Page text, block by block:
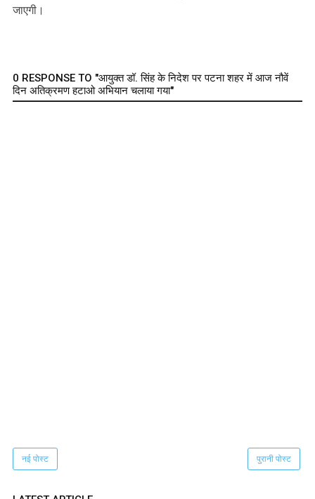
जाएगी।
0 RESPONSE TO "आयुक्त डॉ. सिंह के निदेश पर पटना शहर में आज नौवें
दिन अतिक्रमण हटाओ अभियान चलाया गया"
नई पोस्ट पुरानी पोस्ट